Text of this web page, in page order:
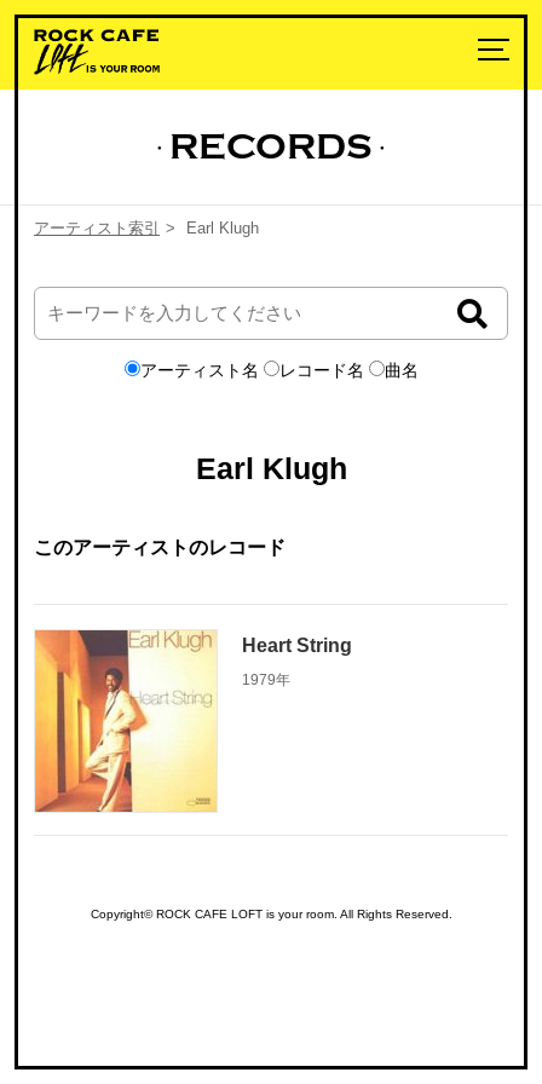
RECORDS
アーティスト索引 > Earl Klugh
アーティスト名 レコード名 曲名
Earl Klugh
このアーティストのレコード
Heart String
1979年
Copyright© ROCK CAFE LOFT is your room. All Rights Reserved.